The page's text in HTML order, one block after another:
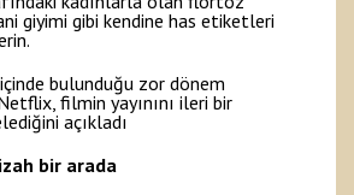
giyimi gibi kendine has etiketleri
bulunduğu zor dönem
filmin yayınını ileri bir
açıkladı
bir arada